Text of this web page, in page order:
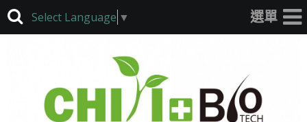
Select Language ▼